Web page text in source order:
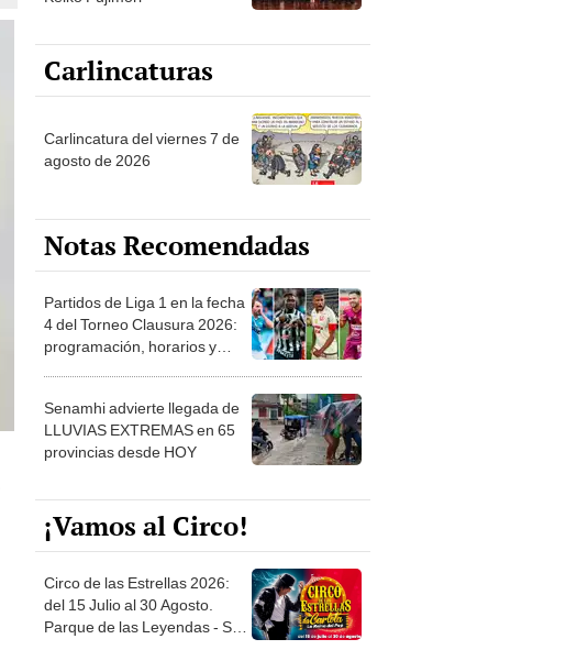
Carlincaturas
Carlincatura del viernes 7 de
agosto de 2026
Notas Recomendadas
Partidos de Liga 1 en la fecha
4 del Torneo Clausura 2026:
programación, horarios y
dónde ver
Senamhi advierte llegada de
LLUVIAS EXTREMAS en 65
provincias desde HOY
¡Vamos al Circo!
Circo de las Estrellas 2026:
del 15 Julio al 30 Agosto.
Parque de las Leyendas - San
Miguel